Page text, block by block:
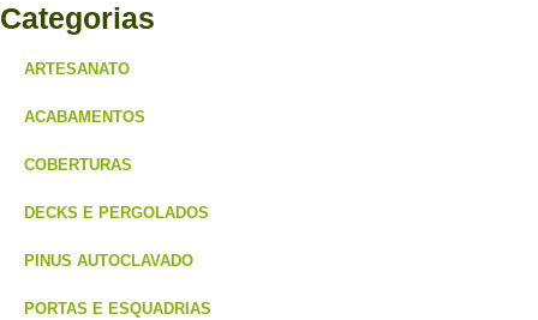
Categorias
ARTESANATO
ACABAMENTOS
COBERTURAS
DECKS E PERGOLADOS
PINUS AUTOCLAVADO
PORTAS E ESQUADRIAS